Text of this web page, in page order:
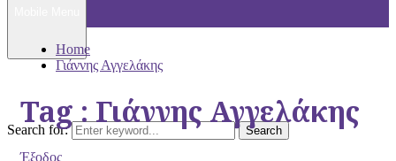
Search for: Search
Home
Γιάννης Αγγελάκης
Tag : Γιάννης Αγγελάκης
Έξοδος